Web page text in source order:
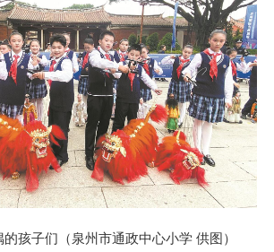
孩子们（泉州市通政中心小学 供图）